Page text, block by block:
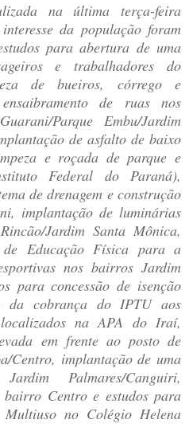
na última terça-feira
da população foram
para abertura de uma
e trabalhadores do
de bueiros, córrego e
de ruas nos
Parque Embu/Jardim
de asfalto de baixo
e roçada de parque e
Federal do Paraná),
de drenagem e construção
implantação de luminárias
Jardim Santa Mônica,
Educação Física para a
nos bairros Jardim
para concessão de isenção
da cobrança do IPTU aos
na APA do Iraí,
em frente ao posto de
Centro, implantação de uma
Palmares/Canguiri,
Centro e estudos para
no Colégio Helena